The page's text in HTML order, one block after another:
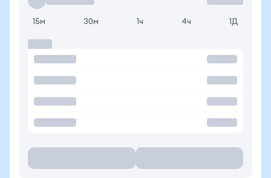
15м 30м 1ч 4ч 1Д